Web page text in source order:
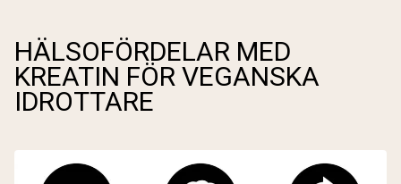
HÄLSOFÖRDELAR MED
KREATIN FÖR VEGANSKA
IDROTTARE